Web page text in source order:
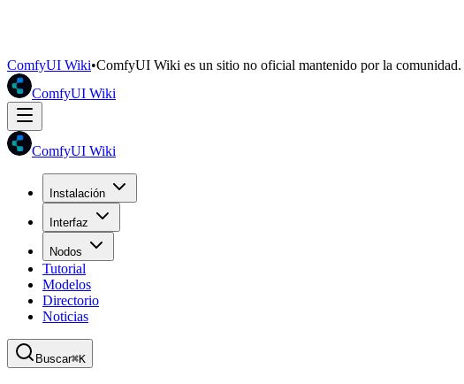
ComfyUI Wiki•ComfyUI Wiki es un sitio no oficial mantenido por la comunidad.
ComfyUI Wiki
ComfyUI Wiki
Instalación
Interfaz
Nodos
Tutorial
Modelos
Directorio
Noticias
Buscar⌘K